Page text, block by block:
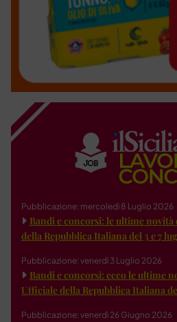
Pubblicazione: mercoledì 8 Luglio 2026
Bandi e concorsi: le ultime novità
della Repubblica Italiana del 3 e 7
Pubblicazione: venerdì 3 Luglio 2026
Bandi e concorsi: ecco le ultime
Ufficiale della Repubblica Italiana
Pubblicazione: venerdì 26 Giugno 2026